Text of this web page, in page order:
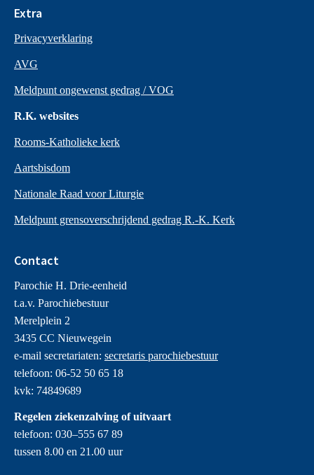
Extra
Privacyverklaring
AVG
Meldpunt ongewenst gedrag / VOG
R.K. websites
Rooms-Katholieke kerk
Aartsbisdom
Nationale Raad voor Liturgie
Meldpunt grensoverschrijdend gedrag R.-K. Kerk
Contact
Parochie H. Drie-eenheid
t.a.v. Parochiebestuur
Merelplein 2
3435 CC Nieuwegein
e-mail secretariaten: secretaris parochiebestuur
telefoon: 06-52 50 65 18
kvk: 74849689
Regelen ziekenzalving of uitvaart
telefoon: 030–555 67 89
tussen 8.00 en 21.00 uur